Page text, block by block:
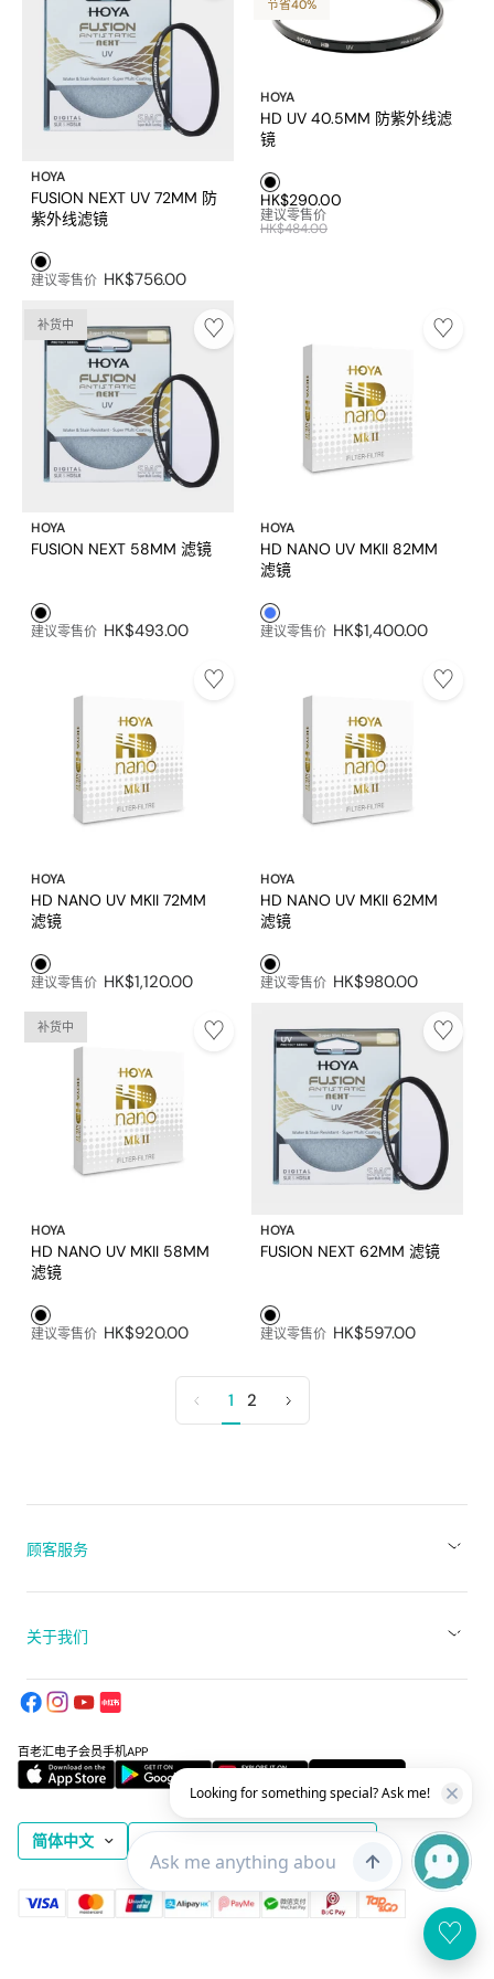
HOYA
FUSION NEXT UV 72MM 防
紫外线滤镜
黑色1
建议零售价 HK$756.00
节省40%
HOYA
HD UV 40.5MM 防紫外线滤
镜
黑色1
HK$290.00
建议零售价
HK$484.00
补货中
HOYA
FUSION NEXT 58MM 滤镜
黑色1
建议零售价 HK$493.00
HOYA
HD NANO UV MKII 82MM
滤镜
蓝色1
建议零售价 HK$1,400.00
HOYA
HD NANO UV MKII 72MM
滤镜
黑色1
建议零售价 HK$1,120.00
HOYA
HD NANO UV MKII 62MM
滤镜
黑色1
建议零售价 HK$980.00
补货中
HOYA
HD NANO UV MKII 58MM
滤镜
黑色1
建议零售价 HK$920.00
HOYA
FUSION NEXT 62MM 滤镜
黑色1
建议零售价 HK$597.00
1 2
顾客服务
关于我们
百老汇电子会员手机APP
简体中文
© 2026 百老滙攝影器材有限公司 版權所有 不得轉載。 貴金屬及寶石 A類註冊
私隐政策 ♡
Looking for something special? Ask me!